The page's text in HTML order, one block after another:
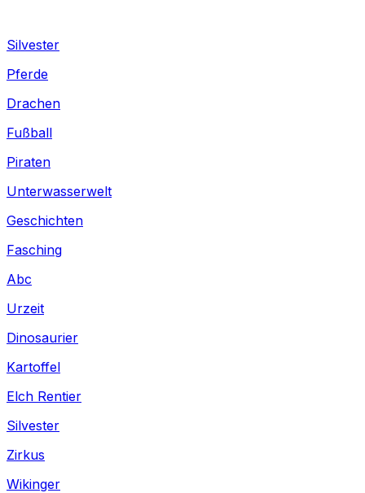
Silvester
Pferde
Drachen
Fußball
Piraten
Unterwasserwelt
Geschichten
Fasching
Abc
Urzeit
Dinosaurier
Kartoffel
Elch Rentier
Silvester
Zirkus
Wikinger